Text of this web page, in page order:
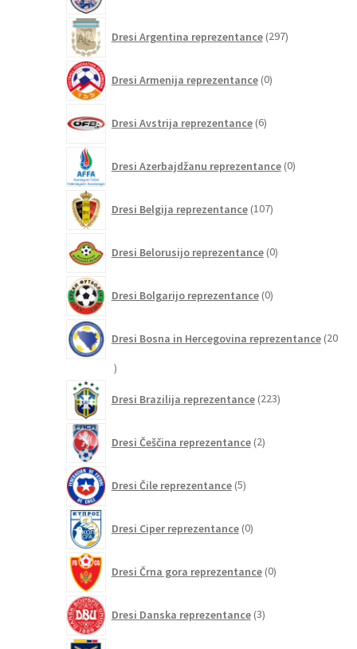
Dresi Argentina reprezentance 297izdelkov
Dresi Armenija reprezentance 0izdelkov
Dresi Avstrija reprezentance 6izdelkov
Dresi Azerbajdžanu reprezentance 0izdelkov
Dresi Belgija reprezentance 107izdelkov
Dresi Belorusijo reprezentance 0izdelkov
Dresi Bolgarijo reprezentance 0izdelkov
Dresi Bosna in Hercegovina reprezentance 20
20
Dresi Brazilija reprezentance 223izdelkov
Dresi Češčina reprezentance 2izdelka
Dresi Čile reprezentance 5izdelkov
Dresi Ciper reprezentance 0izdelkov
Dresi Črna gora reprezentance 0izdelkov
Dresi Danska reprezentance 3izdelki